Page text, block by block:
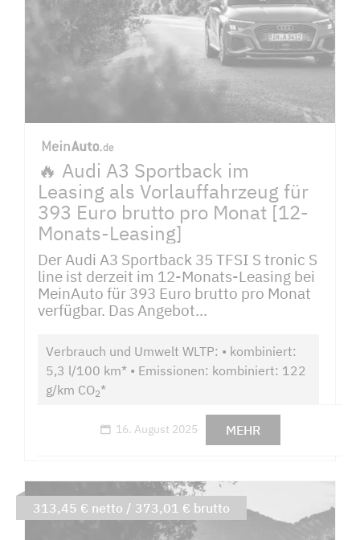
🔥 Audi A3 Sportback im
Leasing als Vorlauffahrzeug für
393 Euro brutto pro Monat [12-
Monats-Leasing]
Der Audi A3 Sportback 35 TFSI S tronic S
line ist derzeit im 12-Monats-Leasing bei
MeinAuto für 393 Euro brutto pro Monat
verfügbar. Das Angebot...
Verbrauch und Umwelt WLTP: • kombiniert:
5,3 l/100 km* • Emissionen: kombiniert: 122
g/km CO2*
16. August 2025 MEHR
313,45 € netto / 373,01 € brutto